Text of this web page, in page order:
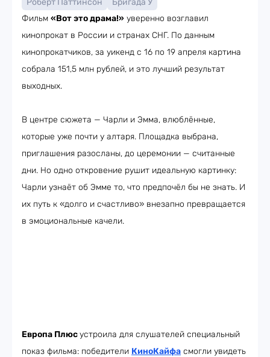
Роберт Паттинсон
Бригада У
Фильм «Вот это драма!» уверенно возглавил
кинопрокат в России и странах СНГ. По данным
кинопрокатчиков, за уикенд с 16 по 19 апреля картина
собрала 151,5 млн рублей, и это лучший результат
выходных.
В центре сюжета — Чарли и Эмма, влюблённые,
которые уже почти у алтаря. Площадка выбрана,
приглашения разосланы, до церемонии — считанные
дни. Но одно откровение рушит идеальную картинку:
Чарли узнаёт об Эмме то, что предпочёл бы не знать. И
их путь к «долго и счастливо» внезапно превращается
в эмоциональные качели.
Европа Плюсустроила для слушателей специальный
показ фильма: победители КиноКайфа смогли увидеть